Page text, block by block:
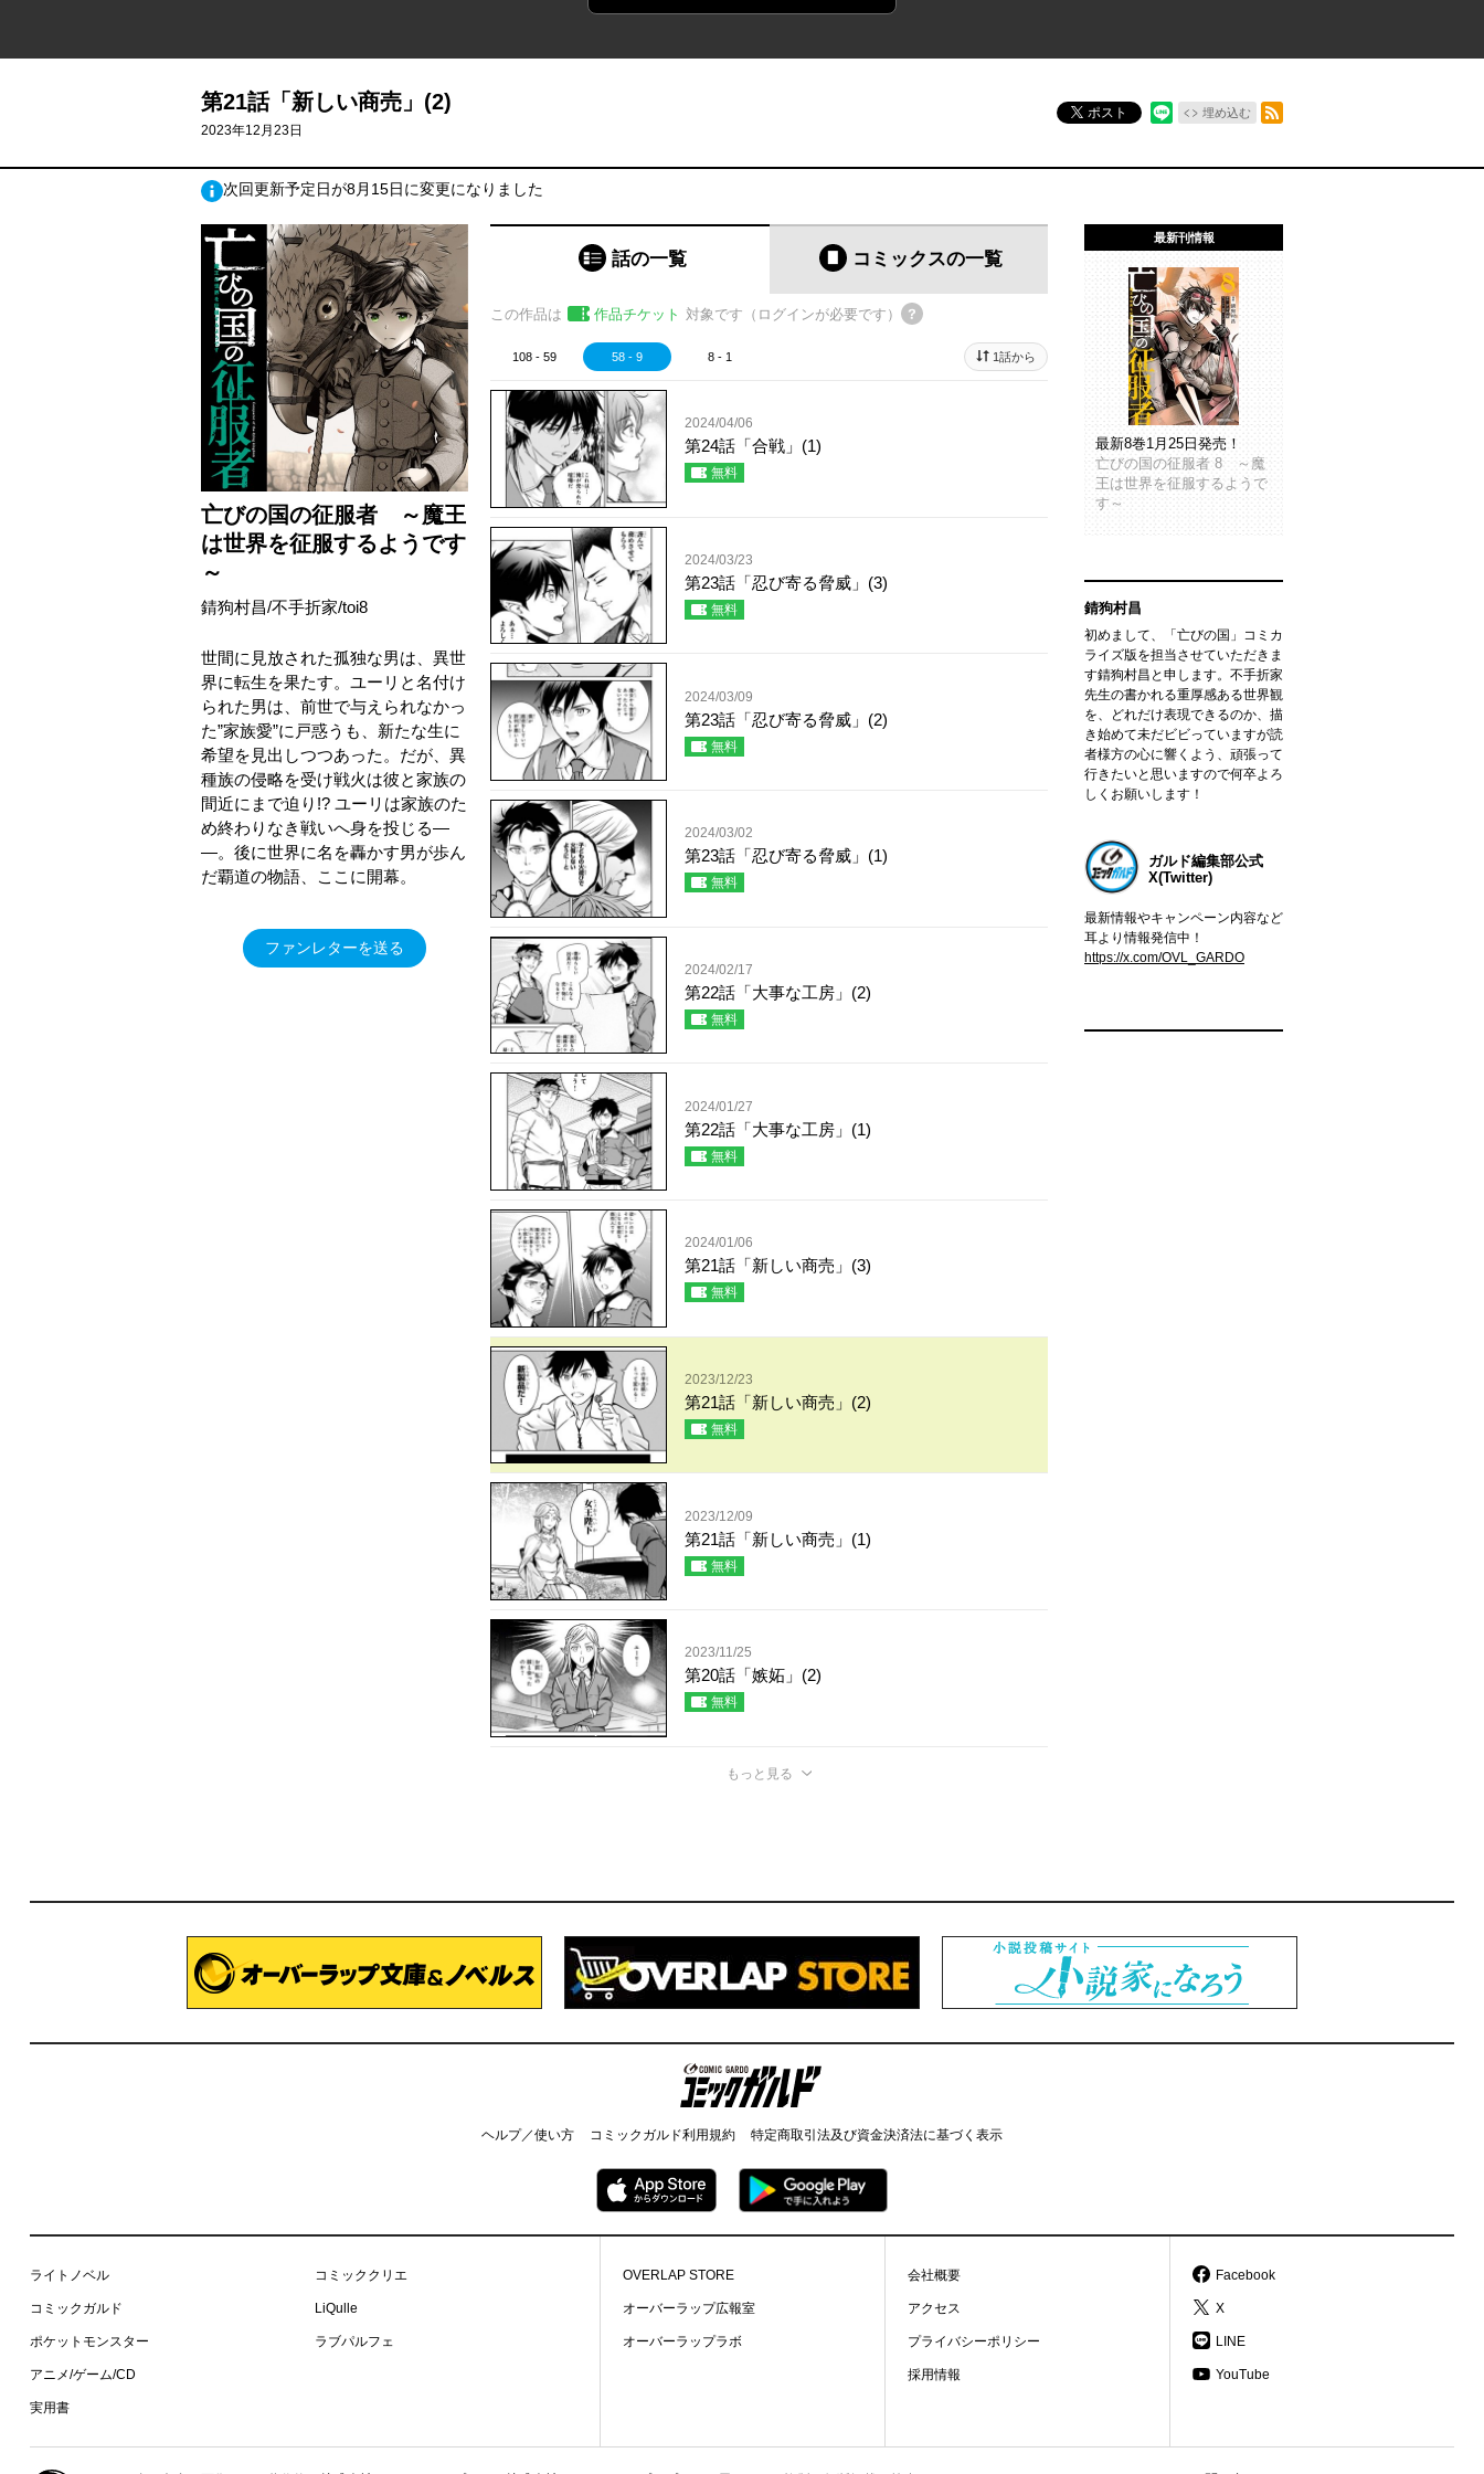
第21話「新しい商売」(2)
2023年12月23日
ポスト 埋め込む
次回更新予定日が8月15日に変更になりました
亡びの国の征服者 ～魔王
は世界を征服するようです
～
錆狗村昌/不手折家/toi8
世間に見放された孤独な男は、異世
界に転生を果たす。ユーリと名付け
られた男は、前世で与えられなかっ
た”家族愛”に戸惑うも、新たな生に
希望を見出しつつあった。だが、異
種族の侵略を受け戦火は彼と家族の
間近にまで迫り!? ユーリは家族のた
め終わりなき戦いへ身を投じる―
―。後に世界に名を轟かす男が歩ん
だ覇道の物語、ここに開幕。
ファンレターを送る
話の一覧 コミックスの一覧
この作品は 作品チケット 対象です（ログインが必要です）
108 - 59 58 - 9 8 - 1 1話から
2024/04/06
第24話「合戦」(1)
無料
2024/03/23
第23話「忍び寄る脅威」(3)
無料
2024/03/09
第23話「忍び寄る脅威」(2)
無料
2024/03/02
第23話「忍び寄る脅威」(1)
無料
2024/02/17
第22話「大事な工房」(2)
無料
2024/01/27
第22話「大事な工房」(1)
無料
2024/01/06
第21話「新しい商売」(3)
無料
2023/12/23
第21話「新しい商売」(2)
無料
2023/12/09
第21話「新しい商売」(1)
無料
2023/11/25
第20話「嫉妬」(2)
無料
もっと見る
最新刊情報
最新8巻1月25日発売！
亡びの国の征服者 8 ～魔
王は世界を征服するようで
す～
錆狗村昌
初めまして、「亡びの国」コミカ
ライズ版を担当させていただきま
す錆狗村昌と申します。不手折家
先生の書かれる重厚感ある世界観
を、どれだけ表現できるのか、描
き始めて未だビビっていますが読
者様方の心に響くよう、頑張って
行きたいと思いますので何卒よろ
しくお願いします！
ガルド編集部公式
X(Twitter)
最新情報やキャンペーン内容など
耳より情報発信中！
https://x.com/OVL_GARDO
コミックガルド
ヘルプ／使い方 コミックガルド利用規約 特定商取引法及び資金決済法に基づく表示
ライトノベル
コミックガルド
ポケットモンスター
アニメ/ゲーム/CD
実用書
コミッククリエ
LiQulle
ラブパルフェ
OVERLAP STORE
オーバーラップ広報室
オーバーラップラボ
会社概要
アクセス
プライバシーポリシー
採用情報
Facebook
X
LINE
YouTube